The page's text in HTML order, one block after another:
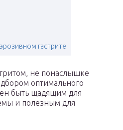
гастрите
не понаслышке
оптимального
быть щадящим для
и полезным для